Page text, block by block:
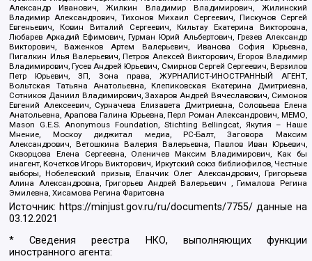
Александр Иванович, Жилкин Владимир Владимирович, Жилинский
Владимир Александрович, Тихонов Михаил Сергеевич, Пискунов Сергей
Евгеньевич, Ковин Виталий Сергеевич, Кильтау Екатерина Викторовна,
Любарев Аркадий Ефимович, Гурман Юрий Альбертович, Грезев Александр
Викторович, Важенков Артем Валерьевич, Иванова София Юрьевна,
Пигалкин Илья Валерьевич, Петров Алексей Викторович, Егоров Владимир
Владимирович, Гусев Андрей Юрьевич, Смирнов Сергей Сергеевич, Верзилов
Петр Юрьевич, ЗП, Зона права, ЖУРНАЛИСТ-ИНОСТРАННЫЙ АГЕНТ,
Вольтская Татьяна Анатольевна, Клепиковская Екатерина Дмитриевна,
Сотников Даниил Владимирович, Захаров Андрей Вячеславович, Симонов
Евгений Алексеевич, Сурначева Елизавета Дмитриевна, Соловьева Елена
Анатольевна, Арапова Галина Юрьевна, Перл Роман Александрович, МЕМО,
Mason G.E.S. Anonymous Foundation, Stichting Bellingcat, Якутия – Наше
Мнение, Москоу диджитал медиа, РС-Балт, Заговора Максим
Александрович, Ветошкина Валерия Валерьевна, Павлов Иван Юрьевич,
Скворцова Елена Сергеевна, Оленичев Максим Владимирович, Как бы
инагент, Кочетков Игорь Викторович, Иркутский союз библиофилов, Честные
выборы, Нобелевский призыв, Еланчик Олег Александрович, Григорьева
Алина Александровна, Григорьев Андрей Валерьевич , Гималова Регина
Эмилевна, Хисамова Регина Фаритовна
Источник: https://minjust.gov.ru/ru/documents/7755/ данные на
03.12.2021
* Сведения реестра НКО, выполняющих функции
иностранного агента: